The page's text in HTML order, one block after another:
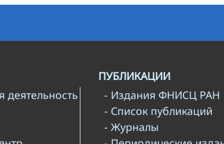
деятельность
ПУБЛИКАЦИИ
- Издания ФНИСЦ РАН
- Список публикаций
- Журналы